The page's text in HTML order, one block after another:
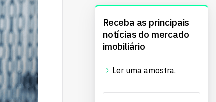
Receba as principais
notícias do mercado
imobiliário
Ler uma amostra.